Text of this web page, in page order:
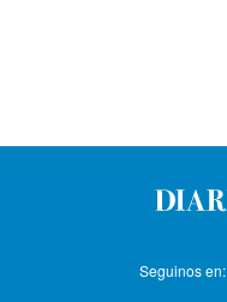
Seguinos en: